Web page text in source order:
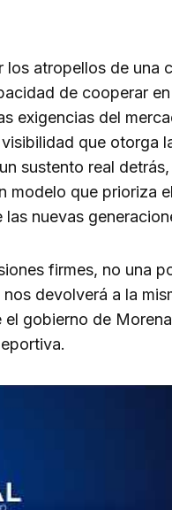
los atropellos de una
de cooperar
exigencias del
que otorga
sustento real
modelo que prioriza
nuevas
firmes, no una
devolverá a la
gobierno de